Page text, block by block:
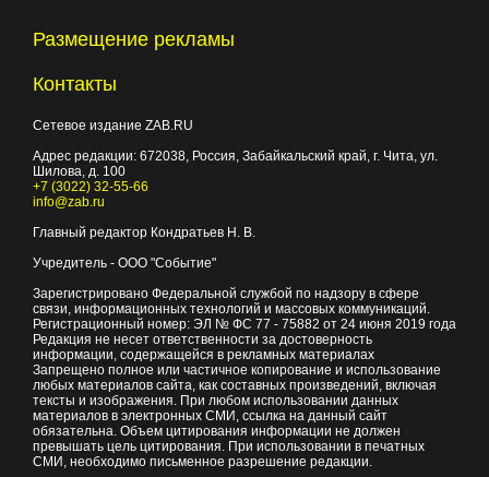
Размещение рекламы
Контакты
Сетевое издание ZAB.RU
Адрес редакции: 672038, Россия, Забайкальский край, г. Чита, ул.
Шилова, д. 100
+7 (3022) 32-55-66
info@zab.ru
Главный редактор Кондратьев Н. В.
Учредитель - ООО "Событие"
Зарегистрировано Федеральной службой по надзору в сфере
связи, информационных технологий и массовых коммуникаций.
Регистрационный номер: ЭЛ № ФС 77 - 75882 от 24 июня 2019 года
Редакция не несет ответственности за достоверность
информации, содержащейся в рекламных материалах
Запрещено полное или частичное копирование и использование
любых материалов сайта, как составных произведений, включая
тексты и изображения. При любом использовании данных
материалов в электронных СМИ, ссылка на данный сайт
обязательна. Объем цитирования информации не должен
превышать цель цитирования. При использовании в печатных
СМИ, необходимо письменное разрешение редакции.